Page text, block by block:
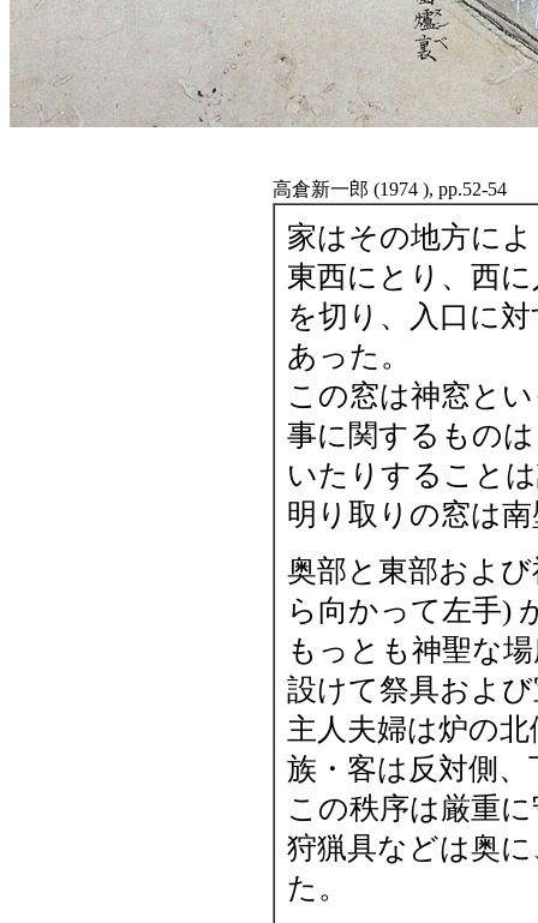
高倉新一郎 (1974 ), pp.52-54
家はその地方に
東西にとり、西
を切り、入口に
あった。
この窓は神窓と
事に関するもの
いたりすること
明り取りの窓は
奥部と東部およ
ら向かって左手)
もっとも神聖な
設けて祭具およ
主人夫婦は炉の
族・客は反対側
この秩序は厳重
狩猟具などは奥
た。